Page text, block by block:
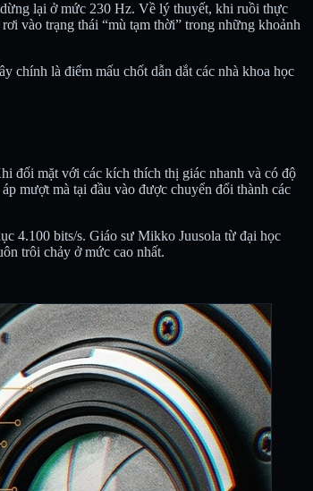
lại ở mức 230 Hz. Về lý thuyết, khi ruồi thực
vào trạng thái “mù tạm thời” trong những khoảnh
chính là điểm mấu chốt dẫn dắt các nhà khoa học
đối mặt với các kích thích thị giác nhanh và có độ
mượt mà tại đầu vào được chuyển đổi thành các
4.100 bits/s. Giáo sư Mikko Juusola từ đại học
trôi chảy ở mức cao nhất.